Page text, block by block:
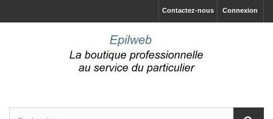
Connexion
Contactez-nous